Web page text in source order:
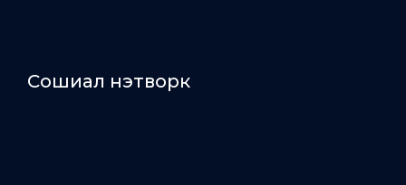
Сошиал нэтворк